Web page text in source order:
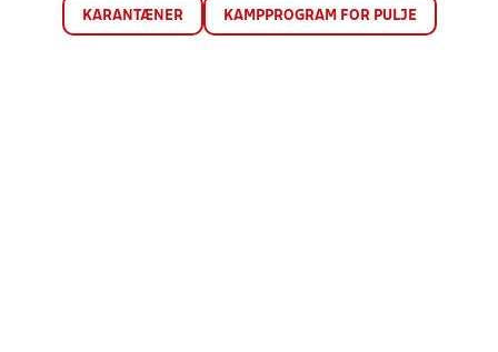
KARANTÆNER KAMPPROGRAM FOR PULJE